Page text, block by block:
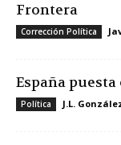
Frontera
Corrección Política
España
Política J.L.